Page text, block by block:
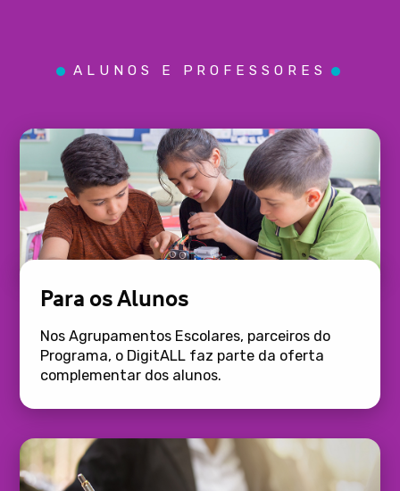
ALUNOS E PROFESSORES
Para os Alunos
Nos Agrupamentos Escolares, parceiros do
Programa, o DigitALL faz parte da oferta
complementar dos alunos.